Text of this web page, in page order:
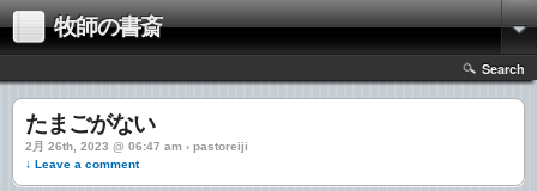
牧師の書斎
Search
たまごがない
2月 26th, 2023 @ 06:47 am › pastoreiji
↓ Leave a comment